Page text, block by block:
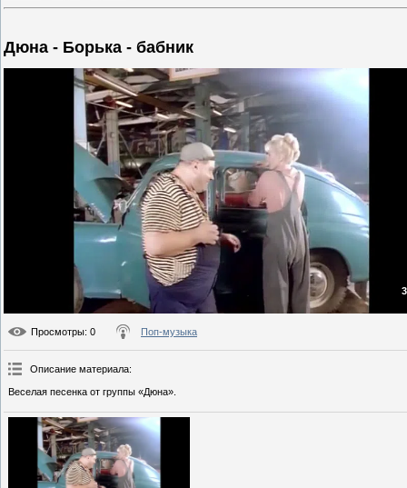
Дюна - Борька - бабник
Просмотры: 0 Поп-музыка
Описание материала:
Веселая песенка от группы «Дюна».